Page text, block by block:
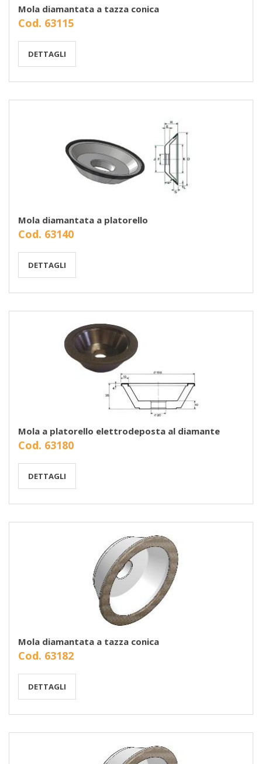
Mola diamantata a tazza conica
Cod. 63115
DETTAGLI
Mola diamantata a platorello
Cod. 63140
DETTAGLI
Mola a platorello elettrodeposta al diamante
Cod. 63180
DETTAGLI
Mola diamantata a tazza conica
Cod. 63182
DETTAGLI